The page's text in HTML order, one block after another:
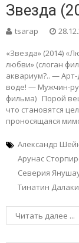
Звезда
tsarap
«Звезда» (2014)
любви» (слоган
аквариум?.. —
воде! — Мужчин-
фильма) Порой
что становятся
проносящаяся
Александр
Арунас
Северия
Тинатин
Читать далее ...